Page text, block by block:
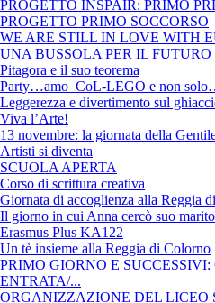
PROGETTO INSPAIR: PRIMO
PROGETTO PRIMO SOCCORSO
WE ARE STILL IN LOVE WITH
UNA BUSSOLA PER IL FUTURO
Pitagora e il suo teorema
Party…amo CoL-LEGO e non
Leggerezza e divertimento sul
Viva l’Arte!
13 novembre: la giornata della
Artisti si diventa
SCUOLA APERTA
Corso di scrittura creativa
Giornata di accoglienza alla Reggia
Il giorno in cui Anna cercò suo
Erasmus Plus KA122
Un tè insieme alla Reggia di Colorno
PRIMO GIORNO E
ENTRATA/...
ORGANIZZAZIONE DEL LICEO